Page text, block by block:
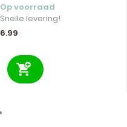
Op voorraad
Snelle levering!
6.99